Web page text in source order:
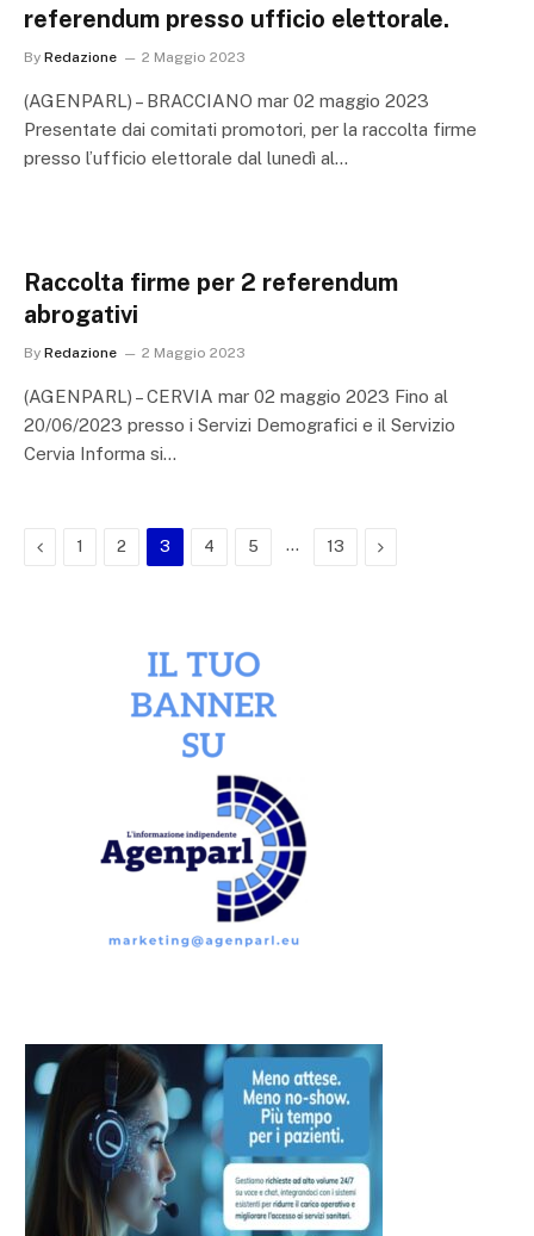
referendum presso ufficio elettorale.
By Redazione 2 Maggio 2023
(AGENPARL) – BRACCIANO mar 02 maggio 2023
Presentate dai comitati promotori, per la raccolta firme
presso l’ufficio elettorale dal lunedì al…
Raccolta firme per 2 referendum
abrogativi
By Redazione 2 Maggio 2023
(AGENPARL) – CERVIA mar 02 maggio 2023 Fino al
20/06/2023 presso i Servizi Demografici e il Servizio
Cervia Informa si…
Previous
1 2 3 4 5 … 13 Next